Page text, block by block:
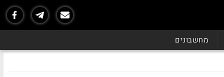
מחשבונים
נכון ל - 06/26